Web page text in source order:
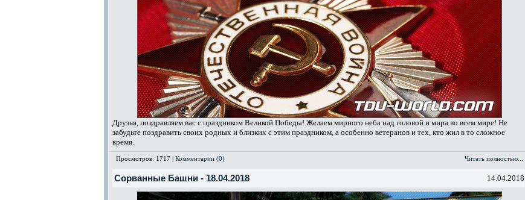
Друзья, поздравляем вас с праздником Великой Победы! Желаем мирного неба над головой и мира во всем мире! Не
забудьте поздравить своих родных и близких с этим праздником, а особенно ветеранов и тех, кто жил в то сложное
время.
Просмотров: 1717 | Комментарии (0) Читать полностью...
Сорванные Башни - 18.04.2018 14.04.2018